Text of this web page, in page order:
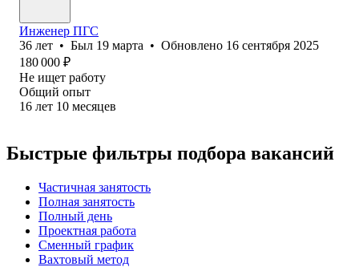
Инженер ПГС
36 лет • Был 19 марта • Обновлено 16 сентября 2025
180 000 ₽
Не ищет работу
Общий опыт
16 лет 10 месяцев
Быстрые фильтры подбора вакансий
Частичная занятость
Полная занятость
Полный день
Проектная работа
Сменный график
Вахтовый метод